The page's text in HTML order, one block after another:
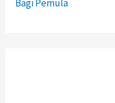
Bagi Pemula